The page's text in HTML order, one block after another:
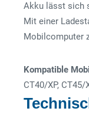
Akku lässt sich
Mit einer
Mobilcomputer
Kompatible
CT40/XP, CT45/